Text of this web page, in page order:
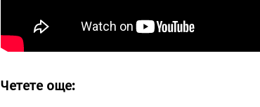
Четете още: